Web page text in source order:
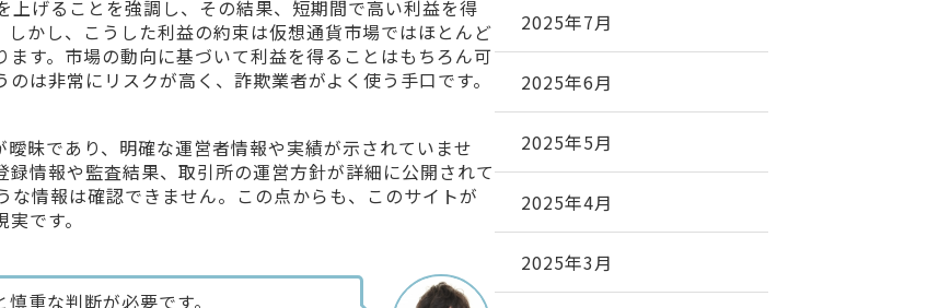
げることを強調し、その結果、短期間で高い利益を得
かし、こうした利益の約束は仮想通貨市場ではほとんど
す。市場の動向に基づいて利益を得ることはもちろん可
は非常にリスクが高く、詐欺業者がよく使う手口です。
昧であり、明確な運営者情報や実績が示されていませ
情報や監査結果、取引所の運営方針が詳細に公開されて
情報は確認できません。この点からも、このサイトが
実です。
重な判断が必要です。
2025年7月
2025年6月
2025年5月
2025年4月
2025年3月